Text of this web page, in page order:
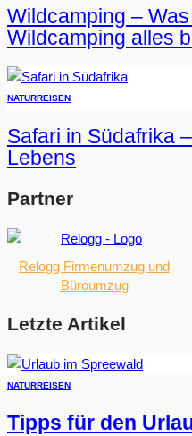
Wildcamping –
Wildcamping alles
NATURREISEN
Safari in Südafrika
Lebens
Partner
Relogg Firmenumzug und
Büroumzug
Letzte Artikel
NATURREISEN
Tipps für den